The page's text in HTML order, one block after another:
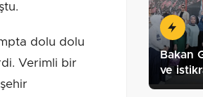
dolu dolu
Verimli bir
Bakan
ve